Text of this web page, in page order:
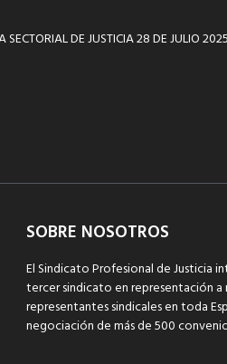
SECTORIAL DE JUSTICIA 28 DE JULIO 2025
SOBRE NOSOTROS
El Sindicato Profesional de Justicia
tercer sindicato en representación a
representantes sindicales en toda
negociación de más de 500